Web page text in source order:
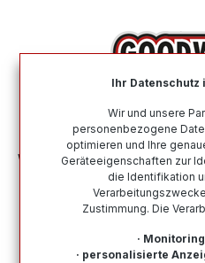
Winterreifen Nach Größe
Winterreifen in der
Bei Goodwheel finden Sie
Top-Hersteller in der Größe
Ihr Datenschutz
Wir und unsere
personenbezogene
optimieren und Ihre
Geräteeigenschaften zur
die Identifikation
Zustimmung. Die
·
· personalisierte